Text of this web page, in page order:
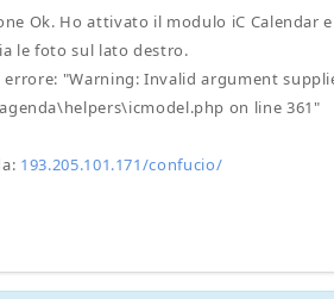
Ok. Ho attivato il modulo iC Calendar
le foto sul lato destro.
"Warning: Invalid argument
on line 361"
193.205.101.171/confucio/